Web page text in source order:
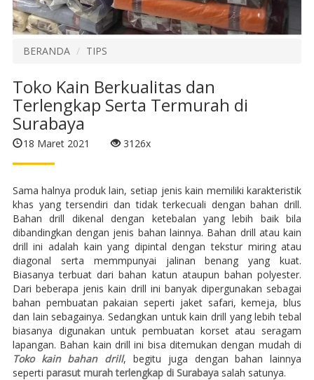
BERANDA TIPS
Toko Kain Berkualitas dan
Terlengkap Serta Termurah di
Surabaya
18 Maret 2021 3126x
Sama halnya produk lain, setiap jenis kain memiliki karakteristik
khas yang tersendiri dan tidak terkecuali dengan bahan drill.
Bahan drill dikenal dengan ketebalan yang lebih baik bila
dibandingkan dengan jenis bahan lainnya. Bahan drill atau kain
drill ini adalah kain yang dipintal dengan tekstur miring atau
diagonal serta memmpunyai jalinan benang yang kuat.
Biasanya terbuat dari bahan katun ataupun bahan polyester.
Dari beberapa jenis kain drill ini banyak dipergunakan sebagai
bahan pembuatan pakaian seperti jaket safari, kemeja, blus
dan lain sebagainya. Sedangkan untuk kain drill yang lebih tebal
biasanya digunakan untuk pembuatan korset atau seragam
lapangan. Bahan kain drill ini bisa ditemukan dengan mudah di
Toko kain bahan drill, begitu juga dengan bahan lainnya
seperti parasut murah terlengkap di Surabayasalah satunya.